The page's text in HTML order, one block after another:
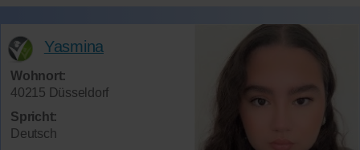
Yasmina
Wohnort:
40215 Düsseldorf
Spricht:
Deutsch